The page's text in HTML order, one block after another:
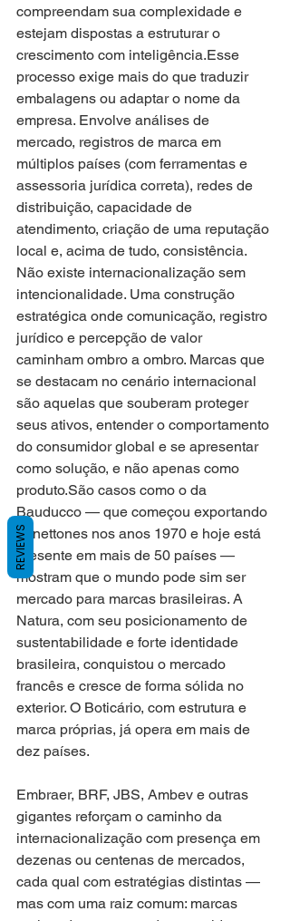
compreendam sua complexidade e
estejam dispostas a estruturar o
crescimento com inteligência.Esse
processo exige mais do que traduzir
embalagens ou adaptar o nome da
empresa. Envolve análises de
mercado, registros de marca em
múltiplos países (com ferramentas e
assessoria jurídica correta), redes de
distribuição, capacidade de
atendimento, criação de uma reputação
local e, acima de tudo, consistência.
Não existe internacionalização sem
intencionalidade. Uma construção
estratégica onde comunicação, registro
jurídico e percepção de valor
caminham ombro a ombro. Marcas que
se destacam no cenário internacional
são aquelas que souberam proteger
seus ativos, entender o comportamento
do consumidor global e se apresentar
como solução, e não apenas como
produto.São casos como o da
Bauducco — que começou exportando
panettones nos anos 1970 e hoje está
presente em mais de 50 países —
mostram que o mundo pode sim ser
mercado para marcas brasileiras. A
Natura, com seu posicionamento de
sustentabilidade e forte identidade
brasileira, conquistou o mercado
francês e cresce de forma sólida no
exterior. O Boticário, com estrutura e
marca próprias, já opera em mais de
dez países.
Embraer, BRF, JBS, Ambev e outras
gigantes reforçam o caminho da
internacionalização com presença em
dezenas ou centenas de mercados,
cada qual com estratégias distintas —
mas com uma raiz comum: marcas
REVIEWS